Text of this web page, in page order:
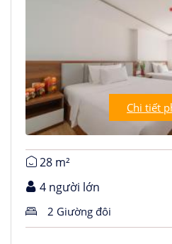
Chi tiết
28 m²
4 người lớn
2 Giường đôi